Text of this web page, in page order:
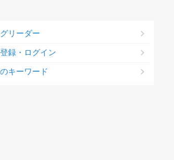
リーダー
録・ログイン
キーワード